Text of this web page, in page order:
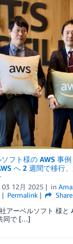
フト様の AWS 事
へ 2 週間で移行
03 12月 2025 in
Permalink
Share
アーベルソフト 様と
同で […]